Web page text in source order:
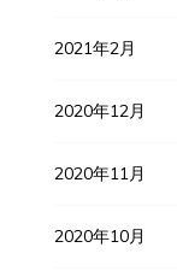
2021年2月
2020年12月
2020年11月
2020年10月